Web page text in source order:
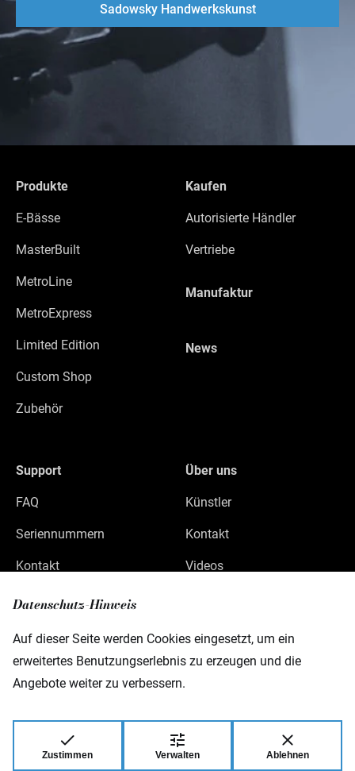
Datenschutz-Hinweis
Auf dieser Seite werden Cookies eingesetzt, um ein
erweitertes Benutzungserlebnis zu erzeugen und die
Angebote weiter zu verbessern.
Zustimmen Verwalten Ablehnen
Sadowsky Handwerkskunst
Produkte
E-Bässe
MasterBuilt
MetroLine
MetroExpress
Limited Edition
Custom Shop
Zubehör
Kaufen
Autorisierte Händler
Vertriebe
Manufaktur
News
Support
FAQ
Seriennummern
Kontakt
Über uns
Künstler
Kontakt
Videos
Gewerbepark 46
D-08258 Markneukirchen
© 2026 Warwick GmbH & Co Music Equipment